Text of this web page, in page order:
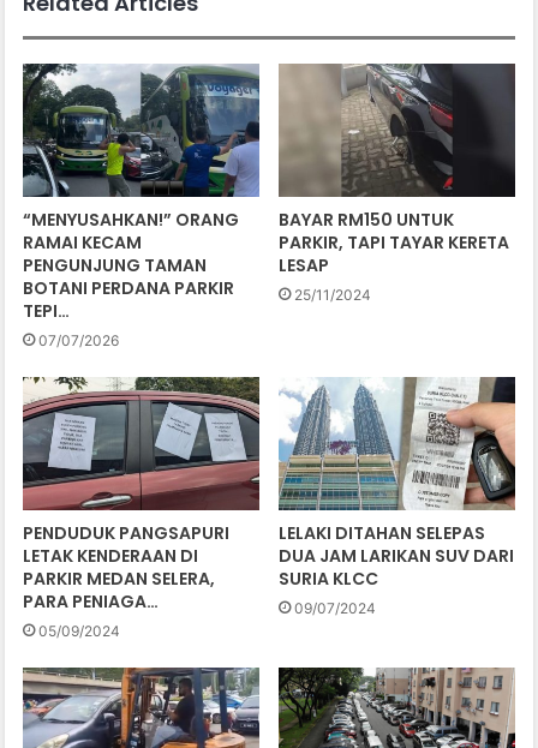
“MENYUSAHKAN!” ORANG
RAMAI KECAM
PENGUNJUNG TAMAN
BOTANI PERDANA PARKIR
TEPI…
07/07/2026
BAYAR RM150 UNTUK
PARKIR, TAPI TAYAR KERETA
LESAP
25/11/2024
PENDUDUK PANGSAPURI
LETAK KENDERAAN DI
PARKIR MEDAN SELERA,
PARA PENIAGA…
05/09/2024
LELAKI DITAHAN SELEPAS
DUA JAM LARIKAN SUV DARI
SURIA KLCC
09/07/2024